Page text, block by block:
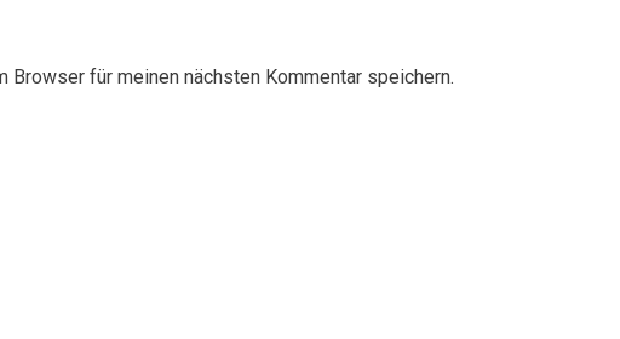
für meinen nächsten Kommentar speichern.